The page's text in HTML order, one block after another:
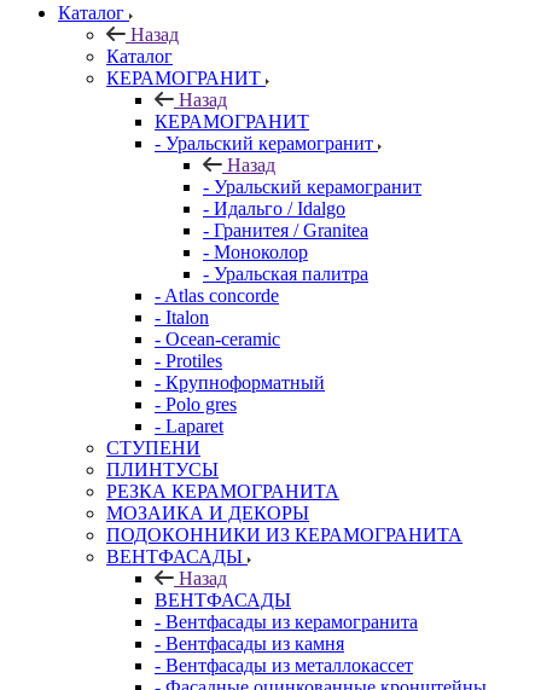
Каталог
Назад
Каталог
КЕРАМОГРАНИТ
Назад
КЕРАМОГРАНИТ
- Уральский керамогранит
Назад
- Уральский керамогранит
- Идальго / Idalgo
- Гранитея / Granitea
- Моноколор
- Уральская палитра
- Atlas concorde
- Italon
- Ocean-ceramic
- Protiles
- Крупноформатный
- Polo gres
- Laparet
СТУПЕНИ
ПЛИНТУСЫ
РЕЗКА КЕРАМОГРАНИТА
МОЗАИКА И ДЕКОРЫ
ПОДОКОННИКИ ИЗ КЕРАМОГРАНИТА
ВЕНТФАСАДЫ
Назад
ВЕНТФАСАДЫ
- Вентфасады из керамогранита
- Вентфасады из камня
- Вентфасады из металлокассет